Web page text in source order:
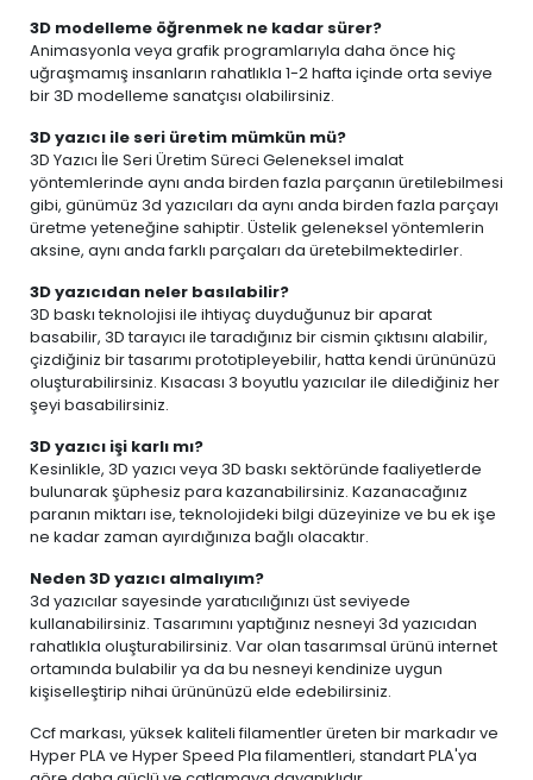
3D modelleme öğrenmek ne kadar sürer?
Animasyonla veya grafik programlarıyla daha önce hiç
uğraşmamış insanların rahatlıkla 1-2 hafta içinde orta seviye
bir 3D modelleme sanatçısı olabilirsiniz.
3D yazıcı ile seri üretim mümkün mü?
3D Yazıcı İle Seri Üretim Süreci Geleneksel imalat
yöntemlerinde aynı anda birden fazla parçanın üretilebilmesi
gibi, günümüz 3d yazıcıları da aynı anda birden fazla parçayı
üretme yeteneğine sahiptir. Üstelik geleneksel yöntemlerin
aksine, aynı anda farklı parçaları da üretebilmektedirler.
3D yazıcıdan neler basılabilir?
3D baskı teknolojisi ile ihtiyaç duyduğunuz bir aparat
basabilir, 3D tarayıcı ile taradığınız bir cismin çıktısını alabilir,
çizdiğiniz bir tasarımı prototipleyebilir, hatta kendi ürününüzü
oluşturabilirsiniz. Kısacası 3 boyutlu yazıcılar ile dilediğiniz her
şeyi basabilirsiniz.
3D yazıcı işi karlı mı?
Kesinlikle, 3D yazıcı veya 3D baskı sektöründe faaliyetlerde
bulunarak şüphesiz para kazanabilirsiniz. Kazanacağınız
paranın miktarı ise, teknolojideki bilgi düzeyinize ve bu ek işe
ne kadar zaman ayırdığınıza bağlı olacaktır.
Neden 3D yazıcı almalıyım?
3d yazıcılar sayesinde yaratıcılığınızı üst seviyede
kullanabilirsiniz. Tasarımını yaptığınız nesneyi 3d yazıcıdan
rahatlıkla oluşturabilirsiniz. Var olan tasarımsal ürünü internet
ortamında bulabilir ya da bu nesneyi kendinize uygun
kişiselleştirip nihai ürününüzü elde edebilirsiniz.
Ccf markası, yüksek kaliteli filamentler üreten bir markadır ve
Hyper PLA ve Hyper Speed Pla filamentleri, standart PLA'ya